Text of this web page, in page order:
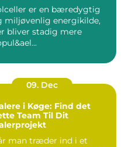
er en bæredygtig
miljøvenlig energikilde,
bliver stadig mere
09. Dec
i Køge: Find det
Team Til Dit
man træder ind i et